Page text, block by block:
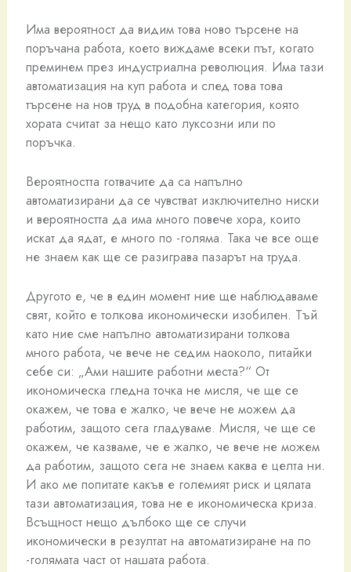
Има вероятност да видим това ново търсене на
поръчана работа, което виждаме всеки път, когато
преминем през индустриална революция. Има тази
автоматизация на куп работа и след това това
търсене на нов труд в подобна категория, която
хората считат за нещо като луксозни или по
поръчка.
Вероятността готвачите да са напълно
автоматизирани да се чувстват изключително ниски
и вероятността да има много повече хора, които
искат да ядат, е много по -голяма. Така че все още
не знаем как ще се разиграва пазарът на труда.
Другото е, че в един момент ние ще наблюдаваме
свят, който е толкова икономически изобилен. Тъй
като ние сме напълно автоматизирани толкова
много работа, че вече не седим наоколо, питайки
себе си: „Ами нашите работни места?“ От
икономическа гледна точка не мисля, че ще се
окажем, че това е жалко, че вече не можем да
работим, защото сега гладуваме. Мисля, че ще се
окажем, че казваме, че е жалко, че вече не можем
да работим, защото сега не знаем каква е целта ни.
И ако ме попитате какъв е големият риск и цялата
тази автоматизация, това не е икономическа криза.
Всъщност нещо дълбоко ще се случи
икономически в резултат на автоматизиране на по
-голямата част от нашата работа.